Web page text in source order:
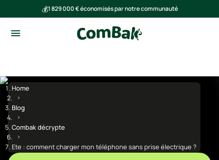
💰1 829 000 € économisés par notre communauté
Home
Blog
Combak décrypte
Ete : comment charger mon téléphone sans prise électrique ?